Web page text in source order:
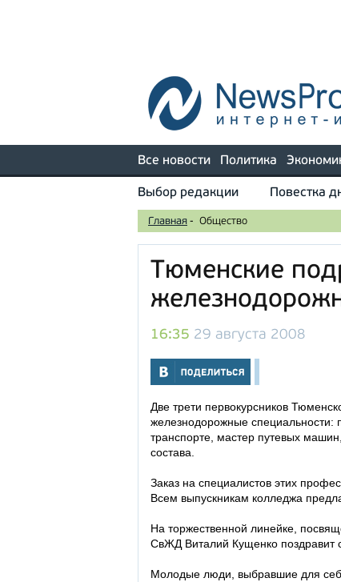
Все новости Политика
Выбор редакции Повестка
Главная - Общество
Тюменские
16:35 29 августа 2008
Две трети первокурсников
железнодорожные
транспорте, мастер путевых
состава.
Заказ на специалистов этих
Всем выпускникам колледжа
На торжественной линейке,
СвЖД Виталий Кущенко поздравит
Молодые люди, выбравшие для